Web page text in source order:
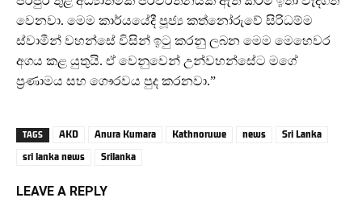
වෙනවා. මෙම කාර්යයේදී පූජ්‍ය කත්නෝරුවේ සිරිධම්ම
ස්වාමීන් වහන්සේ විසින් ඉටු කරනු ලබන මෙම මෙහෙවර
අගය කළ යුතුයි. ඒ වෙනුවෙන් උන්වහන්සේට මගේ
ප්‍රණාමය සහ ගෞරවය පුද කරනවා.”
TAGS AKD Anura Kumara Kathnoruwe news
Sri Lanka
sri lanka news
Srilanka
LEAVE A REPLY